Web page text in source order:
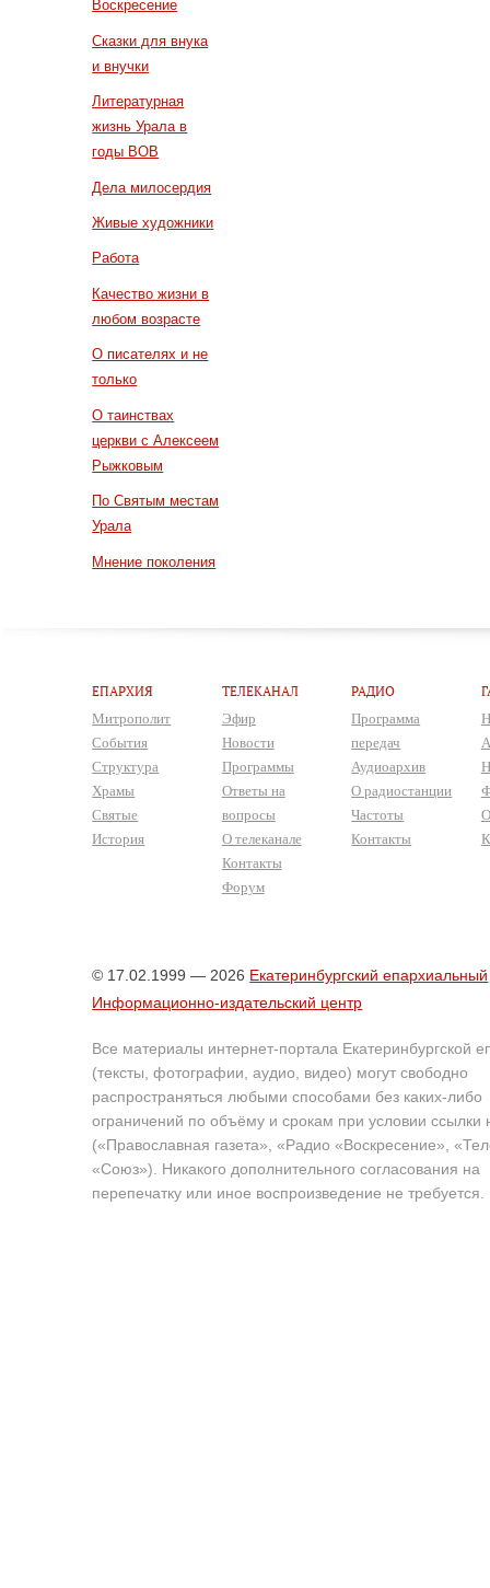
Воскресение
Сказки для внука
и внучки
Литературная
жизнь Урала в
годы ВОВ
Дела милосердия
Живые художники
Работа
Качество жизни в
любом возрасте
О писателях и не
только
О таинствах
церкви с Алексеем
Рыжковым
По Святым местам
Урала
Мнение поколения
ЕПАРХИЯ
Митрополит
События
Структура
Храмы
Святые
История
ТЕЛЕКАНАЛ
Эфир
Новости
Программы
Ответы на
вопросы
О телеканале
Контакты
Форум
РАДИО
Программа
передач
Аудиоархив
О радиостанции
Частоты
Контакты
© 17.02.1999 — 2026 Екатеринбургский епархиальный
Информационно-издательский центр
Все материалы интернет-портала Екатеринбургской
(тексты, фотографии, аудио, видео) могут свободно
распространяться любыми способами без каких-либо
ограничений по объёму и срокам при условии ссылки
(«Православная газета», «Радио «Воскресение»,
«Союз»). Никакого дополнительного согласования на
перепечатку или иное воспроизведение не требуется.